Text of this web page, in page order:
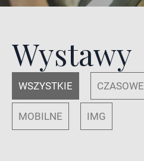
Wystawy
WSZYSTKIE CZASOWE
MOBILNE IMG